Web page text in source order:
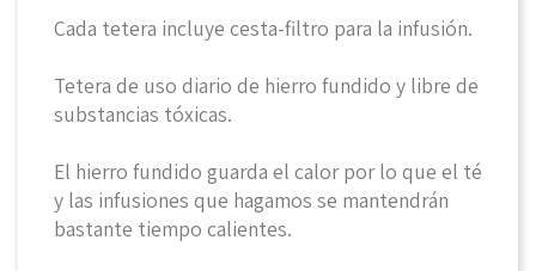
Cada tetera incluye cesta-filtro para la infusión.
Tetera de uso diario de hierro fundido y libre de
substancias tóxicas.
El hierro fundido guarda el calor por lo que el té
y las infusiones que hagamos se mantendrán
bastante tiempo calientes.